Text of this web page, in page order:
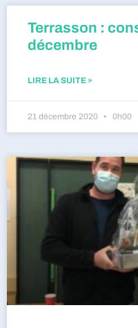
Terrasson :
décembre
LIRE LA SUITE »
21 décembre 2020 0h00